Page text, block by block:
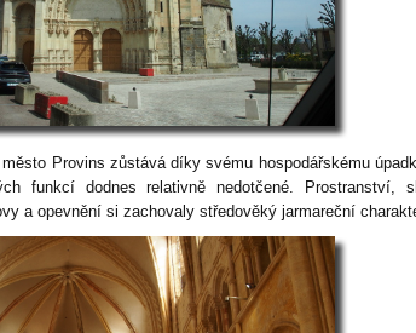
Provins zůstává díky svému hospodářskému
funkcí dodnes relativně nedotčené. Prostranství,
a opevnění si zachovaly středověký jarmareční